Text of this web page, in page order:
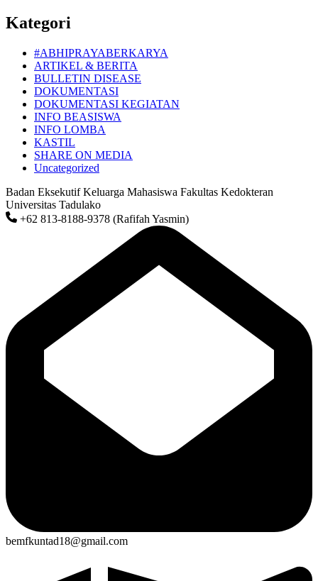
Kategori
#ABHIPRAYABERKARYA
ARTIKEL & BERITA
BULLETIN DISEASE
DOKUMENTASI
DOKUMENTASI KEGIATAN
INFO BEASISWA
INFO LOMBA
KASTIL
SHARE ON MEDIA
Uncategorized
Badan Eksekutif Keluarga Mahasiswa Fakultas Kedokteran
Universitas Tadulako
+62 813-8188-9378 (Rafifah Yasmin)
bemfkuntad18@gmail.com